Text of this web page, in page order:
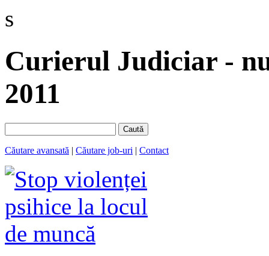
s
Curierul Judiciar -
2011
Caută
Căutare avansată | Căutare job-uri | Contact